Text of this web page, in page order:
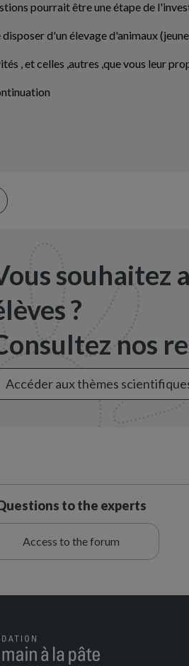
pourrait être une étape de
disposer d'un élevage d'animaux
, et celles ,autres ,que vous leur
souhaitez
?
nos
Accéder aux thèmes
to the experts
Access to the forum